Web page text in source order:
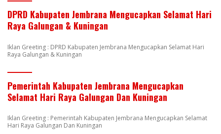
DPRD Kabupaten Jembrana Mengucapkan Selamat Hari
Raya Galungan & Kuningan
Iklan Greeting : DPRD Kabupaten Jembrana Mengucapkan Selamat Hari
Raya Galungan & Kuningan
Pemerintah Kabupaten Jembrana Mengucapkan
Selamat Hari Raya Galungan Dan Kuningan
Iklan Greeting : Pemerintah Kabupaten Jembrana Mengucapkan Selamat
Hari Raya Galungan Dan Kuningan